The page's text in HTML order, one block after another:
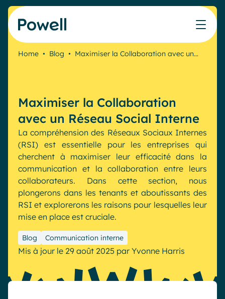
Skip to content
Communication interne
Ressources Humaines
Industries
Service public
Pharma & Santé
Banque & Finance
Industrie
ProduitsPowell Governance
Les cas d'usage
Communication interne
Knowledge Management
Engagement employés
Plateforme connectée
IA Digital Workplace augmentée
Hub digital
Partenaires
Microsoft x Powell = ♡
Partenaire Microsoft
Partenaire Bleu
Tarification
Nos clients
Notre accompagnement
Resources
Évaluer mon intranet
Blog
Evénements
Webinaires
Livres blancs
Home • Blog • Maximiser la Collaboration avec un…
Maximiser la Collaboration
avec un Réseau Social Interne
La compréhension des Réseaux Sociaux Internes
(RSI) est essentielle pour les entreprises qui
cherchent à maximiser leur efficacité dans la
communication et la collaboration entre leurs
collaborateurs. Dans cette section, nous
plongerons dans les tenants et aboutissants des
RSI et explorerons les raisons pour lesquelles leur
mise en place est cruciale.
Blog Communication interne
Mis à jour le 29 août 2025 par Yvonne Harris